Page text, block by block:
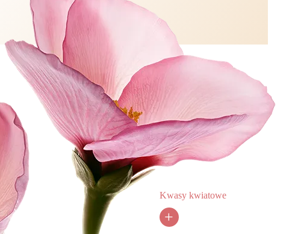
Kwasy kwiatowe
+